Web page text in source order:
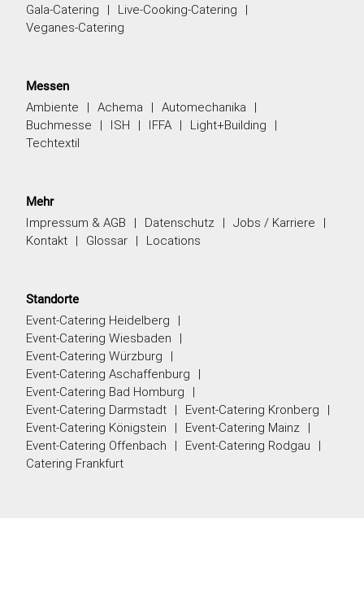
Gala-Catering
Live-Cooking-Catering
Veganes-Catering
Messen
Ambiente
Achema
Automechanika
Buchmesse
ISH IFFA
Light+Building
Techtextil
Mehr
Impressum & AGB
Datenschutz
Jobs / Karriere
Kontakt
Glossar Locations
Standorte
Event-Catering Heidelberg
Event-Catering Wiesbaden
Event-Catering Würzburg
Event-Catering Aschaffenburg
Event-Catering Bad Homburg
Event-Catering Darmstadt
Event-Catering Kronberg
Event-Catering Königstein
Event-Catering Mainz
Event-Catering Offenbach
Event-Catering Rodgau
Catering Frankfurt